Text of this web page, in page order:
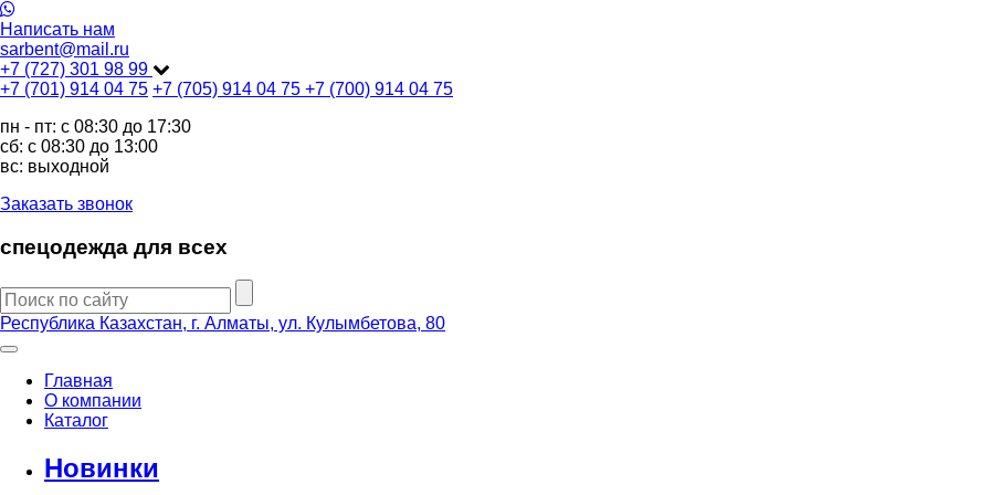
Написать нам
sarbent@mail.ru
+7 (727) 301 98 99
+7 (701) 914 04 75 +7 (705) 914 04 75 +7 (700) 914 04 75
пн - пт: c 08:30 до 17:30
сб: c 08:30 до 13:00
вс: выходной
Заказать звонок
спецодежда для всех
Республика Казахстан, г. Алматы, ул. Кулымбетова, 80
Главная
О компании
Каталог
Новинки